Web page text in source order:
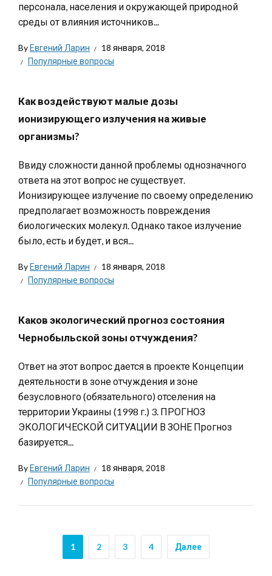
персонала, населения и окружающей природной
среды от влияния источников...
ByЕвгений Ларин
18 января, 2018
Популярные вопросы
Как воздействуют малые дозы
ионизирующего излучения на живые
организмы?
Ввиду сложности данной проблемы однозначного
ответа на этот вопрос не существует.
Ионизирующее излучение по своему определению
предполагает возможность повреждения
биологических молекул. Однако такое излучение
было, есть и будет, и вся...
ByЕвгений Ларин
18 января, 2018
Популярные вопросы
Каков экологический прогноз состояния
Чернобыльской зоны отчуждения?
Ответ на этот вопрос дается в проекте Концепции
деятельности в зоне отчуждения и зоне
безусловного (обязательного) отселения на
территории Украины (1998 г.) 3. ПРОГНОЗ
ЭКОЛОГИЧЕСКОЙ СИТУАЦИИ В ЗОНЕ Прогноз
базируется...
ByЕвгений Ларин
18 января, 2018
Популярные вопросы
1 2 3 4 Далее